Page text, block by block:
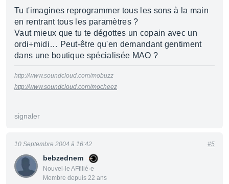
Tu t'imagines reprogrammer tous les sons à la main
en rentrant tous les paramètres ?
Vaut mieux que tu te dégottes un copain avec un
ordi+midi… Peut-être qu'en demandant gentiment
dans une boutique spécialisée MAO ?
http://www.soundcloud.com/mobuzz
http://www.soundcloud.com/mocheez
signaler
bebzednem
Nouvel·le AFfilié·e
Membre depuis 22 ans
10 Septembre 2004 à 16:42 #5